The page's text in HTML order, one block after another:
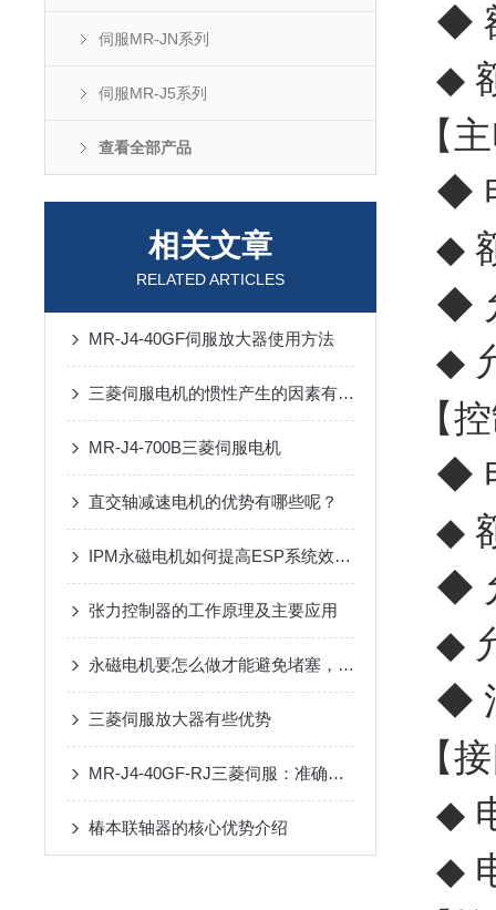
伺服MR-JN系列
伺服MR-J5系列
查看全部产品
相关文章
RELATED ARTICLES
MR-J4-40GF伺服放大器使用方法
三菱伺服电机的惯性产生的因素有哪些？
MR-J4-700B三菱伺服电机
直交轴减速电机的优势有哪些呢？
IPM永磁电机如何提高ESP系统效率?
张力控制器的工作原理及主要应用
永磁电机要怎么做才能避免堵塞，这几种方法了解一下
三菱伺服放大器有些优势
MR-J4-40GF-RJ三菱伺服：准确控制的“舞者”
椿本联轴器的核心优势介绍
◆
◆
【
◆
◆
◆
◆
【
◆
◆
◆
◆
◆
【
◆
◆